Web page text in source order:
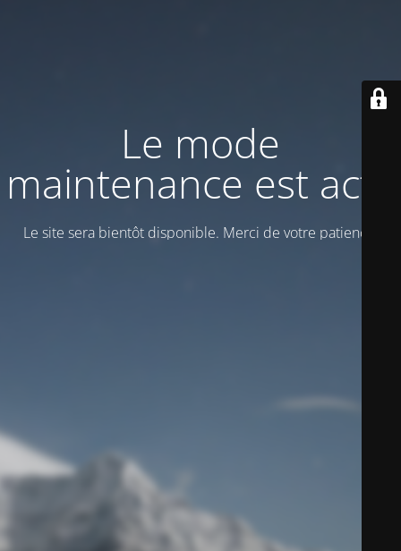
Le mode
maintenance est actif
Le site sera bientôt disponible. Merci de votre patience!